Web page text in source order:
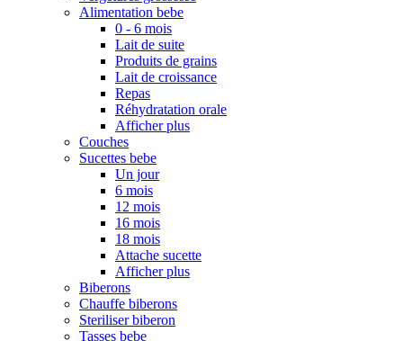
Alimentation bebe
0 - 6 mois
Lait de suite
Produits de grains
Lait de croissance
Repas
Réhydratation orale
Afficher plus
Couches
Sucettes bebe
Un jour
6 mois
12 mois
16 mois
18 mois
Attache sucette
Afficher plus
Biberons
Chauffe biberons
Steriliser biberon
Tasses bebe